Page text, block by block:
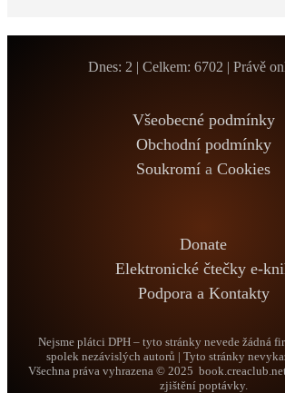
Dnes: 2 | Celkem: 6702 | Právě
Všeobecné podmínky
Obchodní podmínky
Soukromí a Cookies
Donate
Elektronické čtečky e-
Podpora a Kontakty
Nejsme plátci DPH – tyto stránky nevede žádná
spolek nezávislých autorů | Tyto stránky
Všechna práva vyhrazena © 2025
zjištění poptávky.